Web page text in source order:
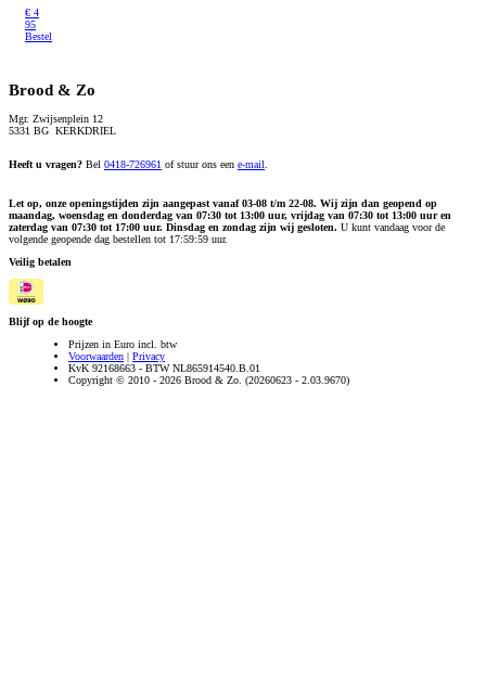
€ 4
95
Bestel
Brood & Zo
Mgr. Zwijsenplein 12
5331 BG KERKDRIEL
Heeft u vragen? Bel 0418-726961 of stuur ons een e-mail
Let op, onze openingstijden zijn aangepast vanaf 03-08 t/m 22-08. Wij zijn dan geopend op
maandag, woensdag en donderdag van 07:30 tot 13:00 uur, vrijdag van 07:30 tot 13:00 uur en
zaterdag van 07:30 tot 17:00 uur. Dinsdag en zondag zijn wij gesloten. U kunt vandaag voor de
volgende geopende dag bestellen tot 17:59:59 uur.
Veilig betalen
Blijf op de hoogte
Prijzen in Euro incl. btw
Voorwaarden | Privacy
KvK 92168663 - BTW NL865914540.B.01
Copyright © 2010 - 2026 Brood & Zo. (20260623 - 2.03.9670)